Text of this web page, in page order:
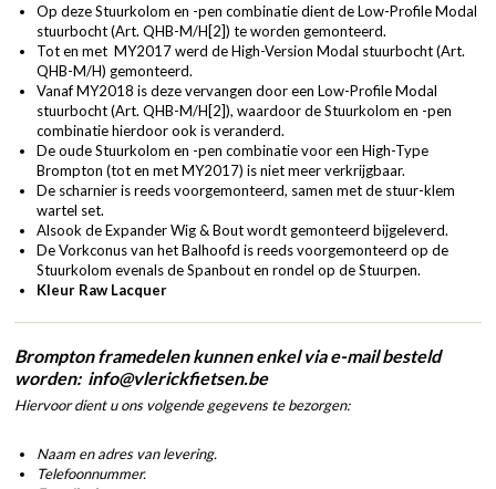
Op deze Stuurkolom en -pen combinatie dient de Low-Profile Modal
stuurbocht (Art. QHB-M/H[2]) te worden gemonteerd.
Tot en met MY2017 werd de High-Version Modal stuurbocht (Art.
QHB-M/H) gemonteerd.
Vanaf MY2018 is deze vervangen door een Low-Profile Modal
stuurbocht (Art. QHB-M/H[2]), waardoor de Stuurkolom en -pen
combinatie hierdoor ook is veranderd.
De oude Stuurkolom en -pen combinatie voor een High-Type
Brompton (tot en met MY2017) is niet meer verkrijgbaar.
De scharnier is reeds voorgemonteerd, samen met de stuur-klem
wartel set.
Alsook de Expander Wig & Bout wordt gemonteerd bijgeleverd.
De Vorkconus van het Balhoofd is reeds voorgemonteerd op de
Stuurkolom evenals de Spanbout en rondel op de Stuurpen.
Kleur Raw Lacquer
Brompton framedelen kunnen enkel via e-mail besteld
worden: info@vlerickfietsen.be
Hiervoor dient u ons volgende gegevens te bezorgen:
Naam en adres van levering.
Telefoonnummer.